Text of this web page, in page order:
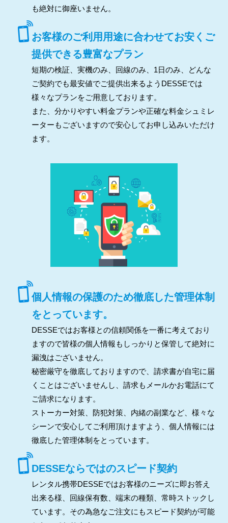
も絶対に御座いません。
お客様のご利用用途に合わせてお安くご
提供できる豊富なプラン
短期の検証、実機のみ、回線のみ、1日のみ、どんな
ご契約でも最安値でご提供出来るようDESSEでは
様々なプランをご用意しております。
また、分かりやすい料金プランや正確な料金シュミレ
ーターもございますので安心してお申し込みいただけ
ます。
個人情報の保護のため徹底した管理体制
をとっています。
DESSEではお客様との信頼関係を一番に考えており
ますので皆様の個人情報もしっかりと保管して絶対に
漏洩はございません。
秘密厳守を徹底しておりますので、請求書が自宅に届
くことはございませんし、請求もメールかお電話にて
ご請求になります。
ストーカー対策、防犯対策、内緒の副業など、様々な
シーンで安心してご利用頂けますよう、個人情報には
徹底した管理体制をとっています。
DESSEならではのスピード契約
レンタル携帯DESSEではお客様のニーズに即お答え
出来る様、回線保有数、端末の種類、常時ストックし
ています。その為急なご注文にもスピード契約が可能